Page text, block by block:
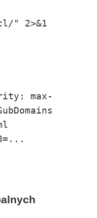
" 2>&1
max-